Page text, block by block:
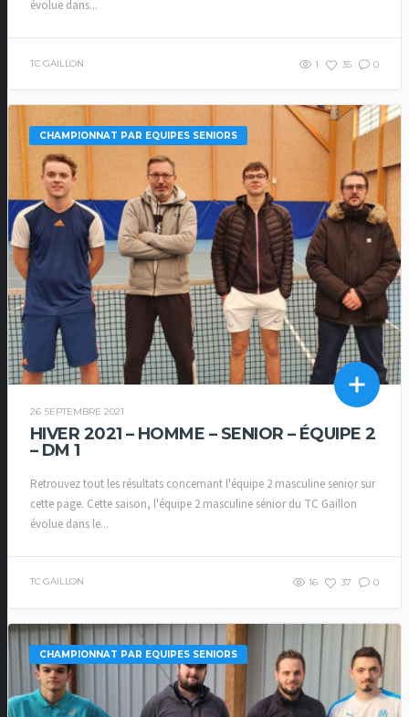
évolue dans...
TC GAILLON 1 35 0
CHAMPIONNAT PAR EQUIPES SENIORS
26 SEPTEMBRE 2021
HIVER 2021 – HOMME – SENIOR – ÉQUIPE 2
– DM 1
Retrouvez tout les résultats concernant l'équipe 2 masculine senior sur
cette page. Cette saison, l'équipe 2 masculine sénior du TC Gaillon
évolue dans le...
TC GAILLON 16 37 0
CHAMPIONNAT PAR EQUIPES SENIORS